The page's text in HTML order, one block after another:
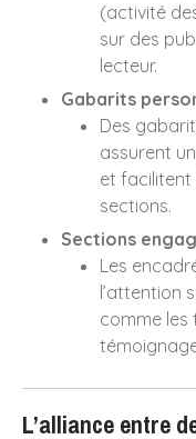
(activité
sur des
lecteur.
Gabarits
Des
assurent
et facilitent
sections.
Sections
Les
l’attention
comme les
L’alliance entre